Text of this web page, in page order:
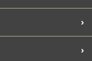
›
›